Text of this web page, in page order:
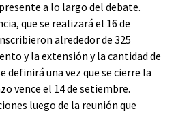
a lo largo del debate.
que se realizará el 16 de
alrededor de 325
y la extensión y la cantidad de
definirá una vez que se cierre la
vence el 14 de setiembre.
luego de la reunión que